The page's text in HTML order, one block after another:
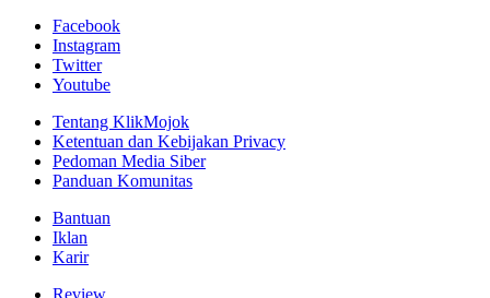
Facebook
Instagram
Twitter
Youtube
Tentang KlikMojok
Ketentuan dan Kebijakan Privacy
Pedoman Media Siber
Panduan Komunitas
Bantuan
Iklan
Karir